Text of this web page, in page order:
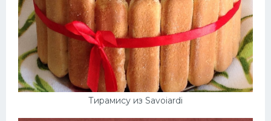
Тирамису из Savoiardi